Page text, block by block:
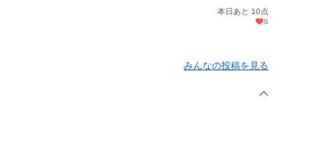
本日あと 10点
6
みんなの投稿を見る